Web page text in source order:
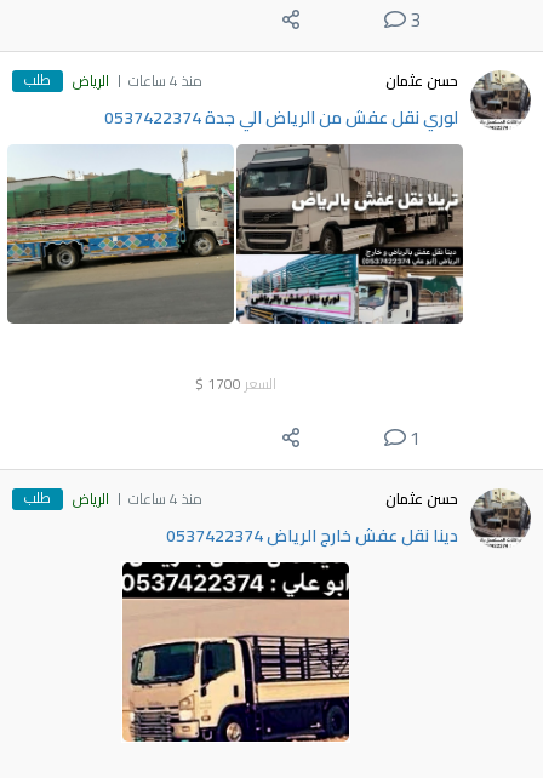
3
حسن عثمان منذ 4 ساعات الرياض طلب
لوري نقل عفش من الرياض الي جدة 0537422374
السعر 1700
$
1
حسن عثمان منذ 4 ساعات الرياض طلب
دينا نقل عفش خارج الرياض 0537422374